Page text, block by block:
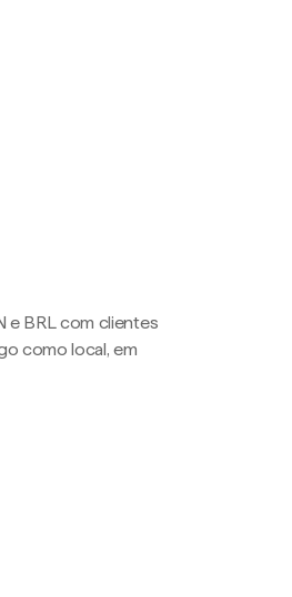
e BRL com clientes
como local, em